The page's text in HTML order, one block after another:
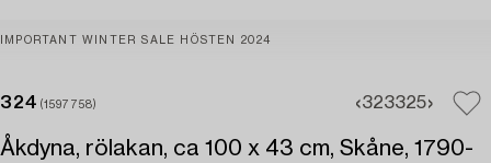
IMPORTANT WINTER SALE HÖSTEN 2024
324 (1597758) 323325
Åkdyna, rölakan, ca 100 x 43 cm, Skåne, 1790-